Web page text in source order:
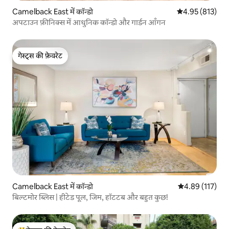
Camelback East में कॉन्डो औसत रेटिंग 5 में से
4.95 (813)
अपटाउन फ़ीनिक्स में आधुनिक कॉन्डो और गार्डन आँगन
गेस्ट्स की फ़ेवरेट
गेस्ट्स की फ़ेवरेट
Camelback East में कॉन्डो औसत रेटिंग 5 में से
4.89 (117)
बिल्टमोर ब्लिस | हीटेड पूल, जिम, हॉटटब और बहुत कुछ!